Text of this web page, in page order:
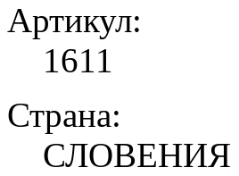
Артикул:
1611
Страна:
СЛОВЕНИЯ